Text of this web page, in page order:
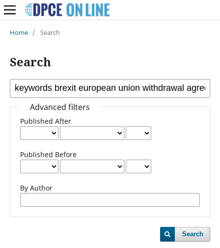
Home / Search
Search
Advanced filters
Published After
Published Before
By Author
Search